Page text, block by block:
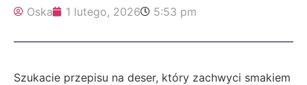
Oska 1 lutego, 2026 5:53 pm
Szukacie przepisu na deser, który zachwyci smakiem